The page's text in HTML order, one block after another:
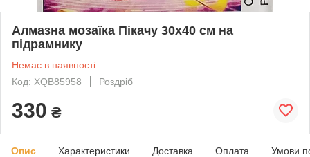
Алмазна мозаїка Пікачу 30x40 см на
підрамнику
Немає в наявності
Код: XQB85958
Роздріб
330 ₴
Опис Характеристики Доставка Оплата Умови